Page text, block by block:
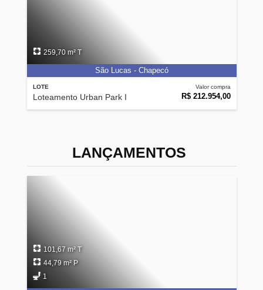
LOTE
Loteamento Urban Park I
Valor compra
R$ 212.954,00
259,70 m² T
São Lucas - Chapecó
LANÇAMENTOS
101,67 m² T
44,79 m² P
1